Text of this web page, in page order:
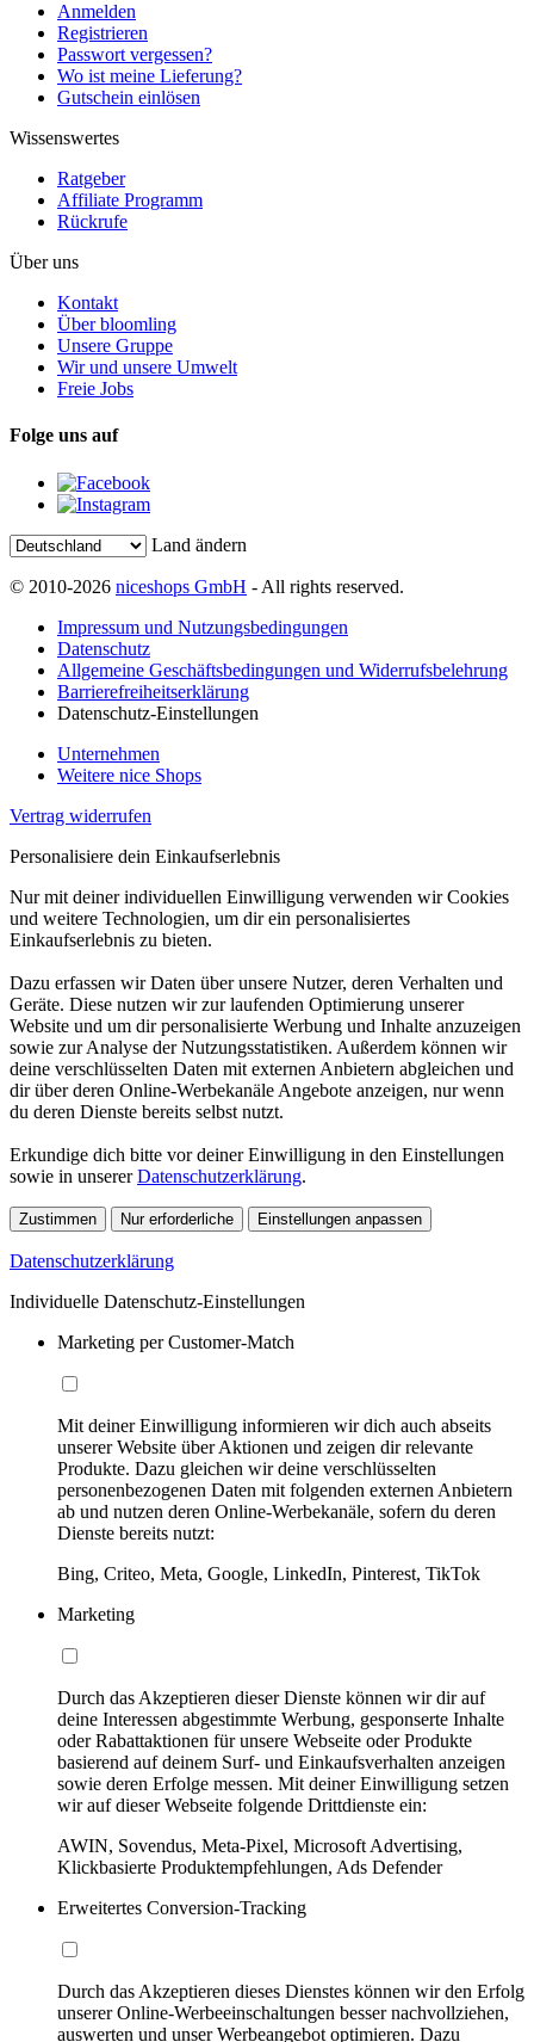
Anmelden
Registrieren
Passwort vergessen?
Wo ist meine Lieferung?
Gutschein einlösen
Wissenswertes
Ratgeber
Affiliate Programm
Rückrufe
Über uns
Kontakt
Über bloomling
Unsere Gruppe
Wir und unsere Umwelt
Freie Jobs
Folge uns auf
Land ändern
© 2010-2026 niceshops GmbH - All rights reserved.
Impressum und Nutzungsbedingungen
Datenschutz
Allgemeine Geschäftsbedingungen und Widerrufsbelehrung
Barrierefreiheitserklärung
Datenschutz-Einstellungen
Unternehmen
Weitere nice Shops
Vertrag widerrufen
Personalisiere dein Einkaufserlebnis
Nur mit deiner individuellen Einwilligung verwenden wir Cookies
und weitere Technologien, um dir ein personalisiertes
Einkaufserlebnis zu bieten.
Dazu erfassen wir Daten über unsere Nutzer, deren Verhalten und
Geräte. Diese nutzen wir zur laufenden Optimierung unserer
Website und um dir personalisierte Werbung und Inhalte anzuzeigen
sowie zur Analyse der Nutzungsstatistiken. Außerdem können wir
deine verschlüsselten Daten mit externen Anbietern abgleichen und
dir über deren Online-Werbekanäle Angebote anzeigen, nur wenn
du deren Dienste bereits selbst nutzt.
Erkundige dich bitte vor deiner Einwilligung in den Einstellungen
sowie in unsererDatenschutzerklärung.
Zustimmen Nur erforderliche Einstellungen anpassen
Datenschutzerklärung
Individuelle Datenschutz-Einstellungen
Marketing per Customer-Match
Mit deiner Einwilligung informieren wir dich auch abseits
unserer Website über Aktionen und zeigen dir relevante
Produkte. Dazu gleichen wir deine verschlüsselten
personenbezogenen Daten mit folgenden externen Anbietern
ab und nutzen deren Online-Werbekanäle, sofern du deren
Dienste bereits nutzt:
Bing, Criteo, Meta, Google, LinkedIn, Pinterest, TikTok
Marketing
Durch das Akzeptieren dieser Dienste können wir dir auf
deine Interessen abgestimmte Werbung, gesponserte Inhalte
oder Rabattaktionen für unsere Webseite oder Produkte
basierend auf deinem Surf- und Einkaufsverhalten anzeigen
sowie deren Erfolge messen. Mit deiner Einwilligung setzen
wir auf dieser Webseite folgende Drittdienste ein:
AWIN, Sovendus, Meta-Pixel, Microsoft Advertising,
Klickbasierte Produktempfehlungen, Ads Defender
Erweitertes Conversion-Tracking
Durch das Akzeptieren dieses Dienstes können wir den Erfolg
unserer Online-Werbeeinschaltungen besser nachvollziehen,
auswerten und unser Werbeangebot optimieren. Dazu